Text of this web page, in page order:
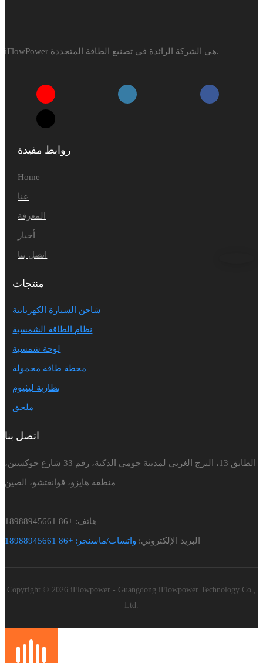
iFlowPower هي الشركة الرائدة في تصنيع الطاقة المتجددة.
روابط مفيدة
Home
عنا
المعرفة
أخبار
اتصل بنا
منتجات
شاحن السيارة الكهربائية
نظام الطاقة الشمسية
لوحة شمسية
محطة طاقة محمولة
بطارية ليثيوم
ملحق
اتصل بنا
الطابق 13، البرج الغربي لمدينة جومي الذكية، رقم 33 شارع جوكسين،
منطقة هايزو، قوانغتشو، الصين
هاتف: +86 18988945661
البريد الإلكتروني: واتساب/ماسنجر: +86 18988945661
Copyright © 2026 iFlowpower - Guangdong iFlowpower Technology Co.,
Ltd.